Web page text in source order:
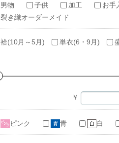
男物
子供 加工 お手
裂き織オーダーメイド
袷(10月～5月) 単衣(6・9月)
￥
ピンク 青 白